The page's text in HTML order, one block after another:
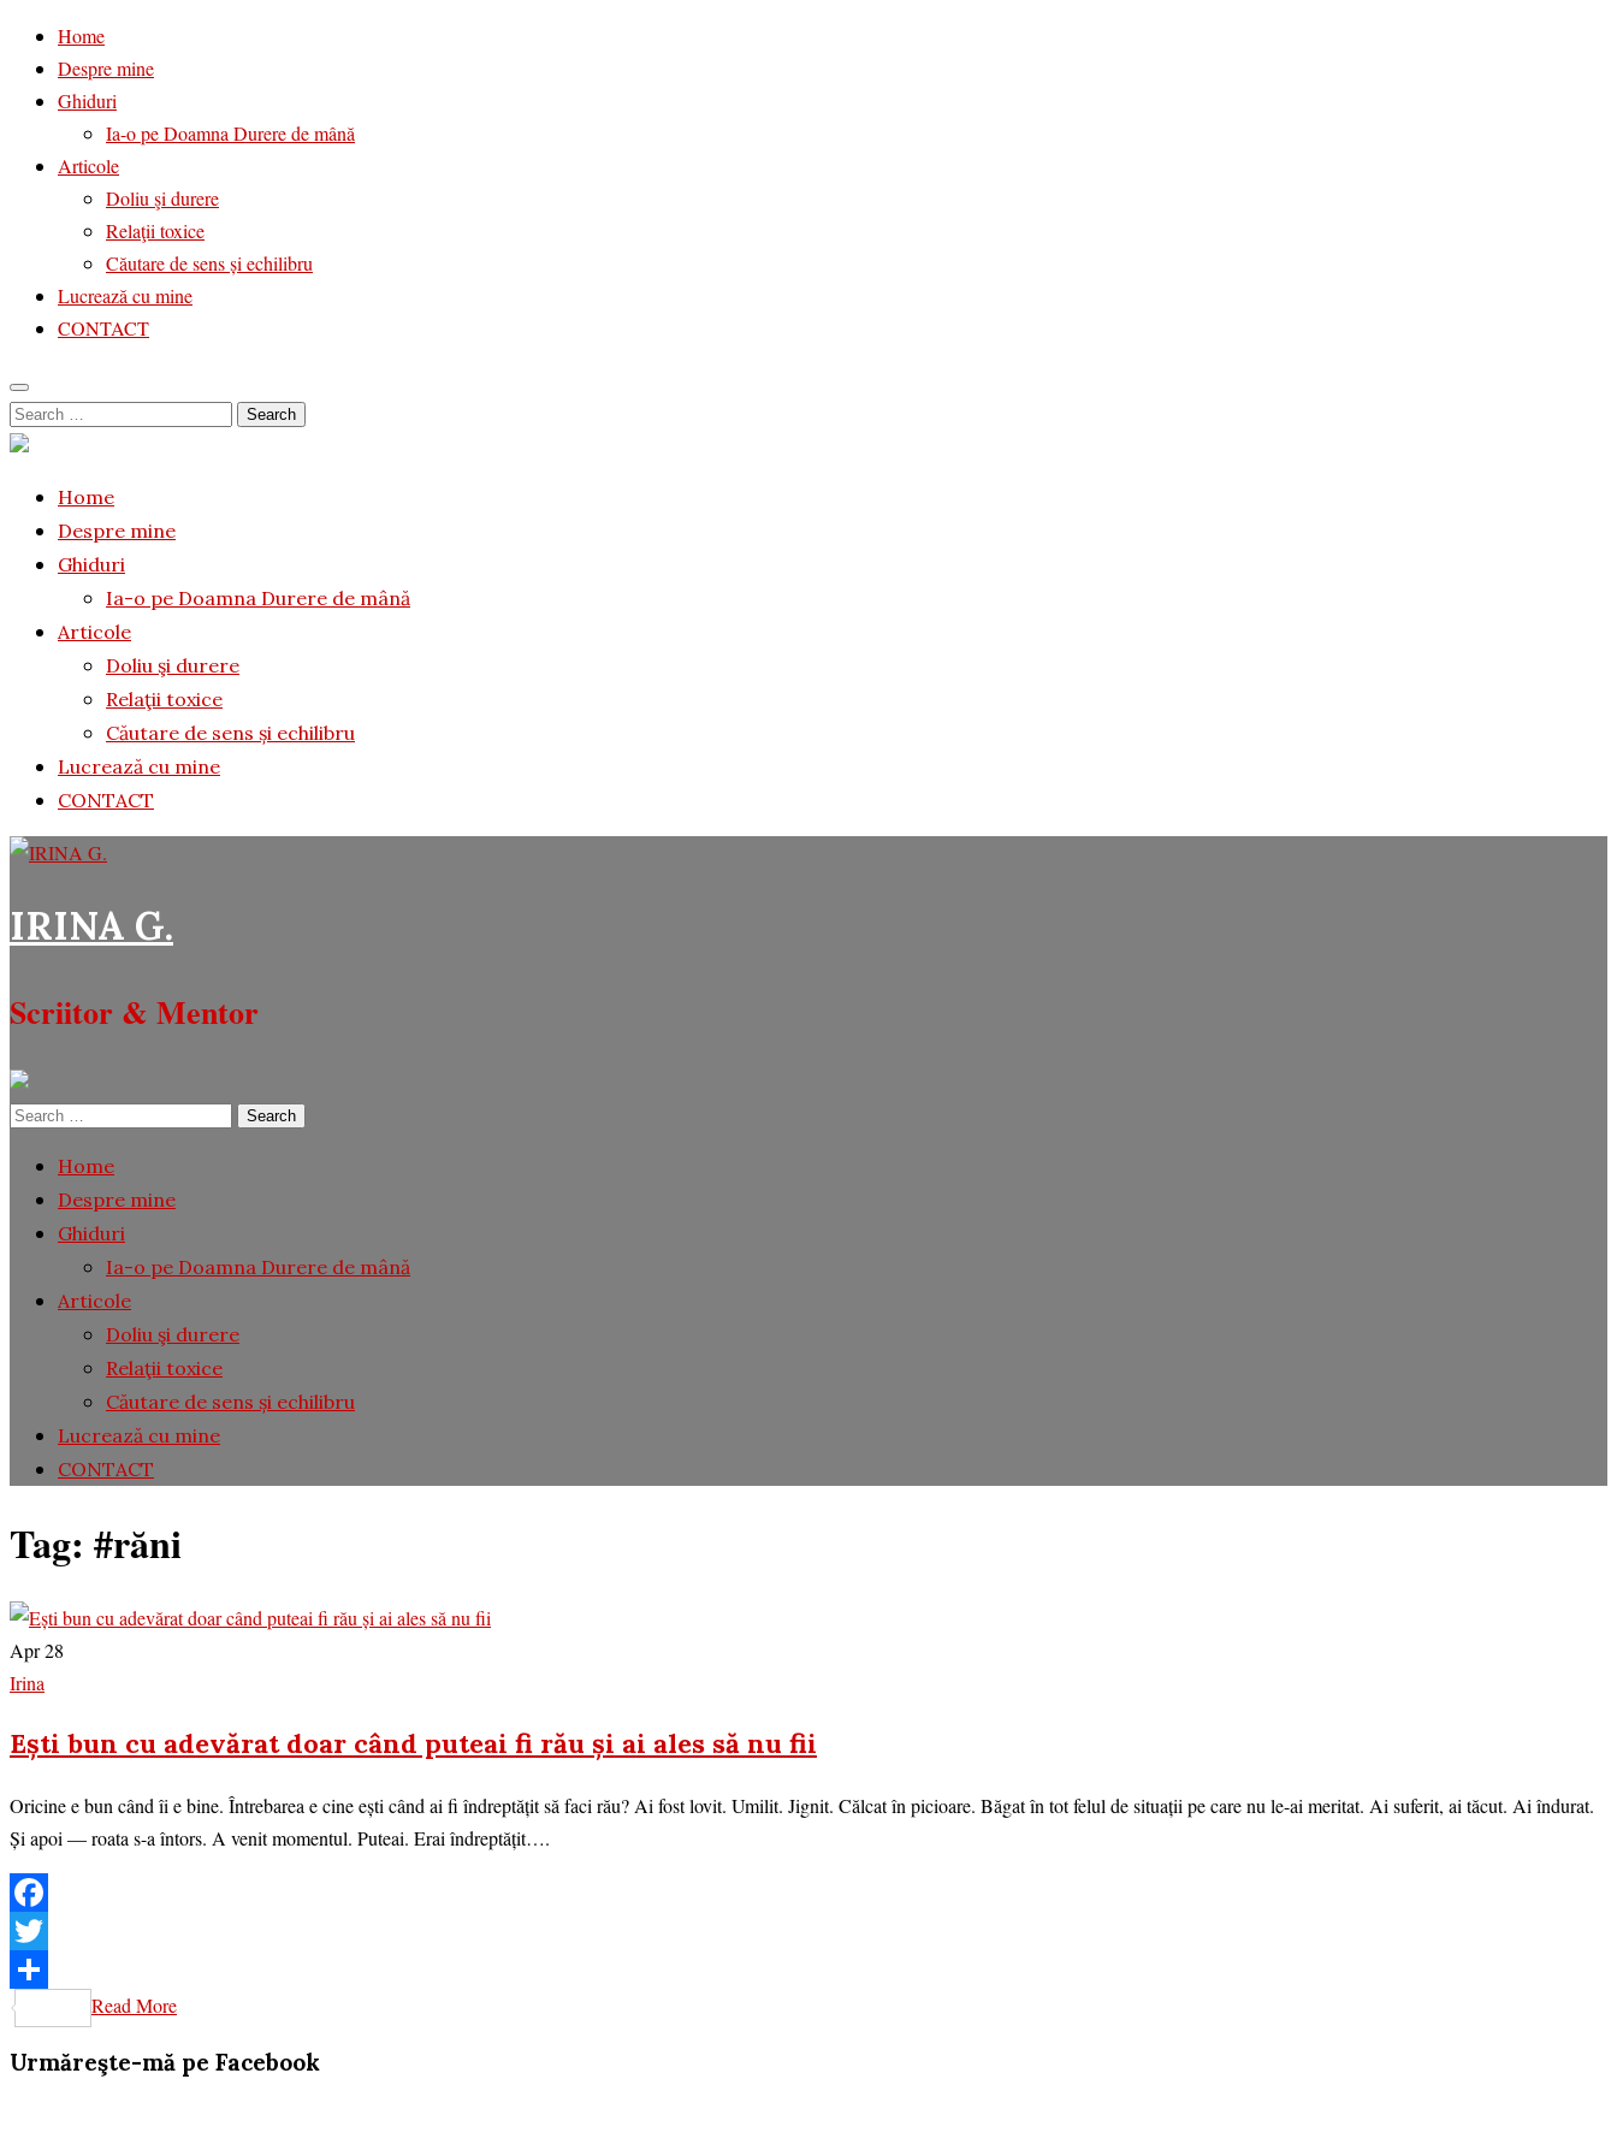
Home
Despre mine
Ghiduri
Ia-o pe Doamna Durere de mână
Articole
Doliu şi durere
Relaţii toxice
Căutare de sens și echilibru
Lucrează cu mine
CONTACT
Skip
to
Search
for:
Home
Despre mine
Ghiduri
Ia-o pe Doamna Durere de mână
Articole
Doliu şi durere
Relaţii toxice
Căutare de sens și echilibru
Lucrează cu mine
CONTACT
IRINA G.
Scriitor & Mentor
Search
Home
Despre mine
Ghiduri
Ia-o pe Doamna Durere de mână
Articole
Doliu şi durere
Relaţii toxice
Căutare de sens și echilibru
Lucrează cu mine
CONTACT
Tag: #răni
Apr 28
Irina
Ești bun cu adevărat doar când puteai fi rău și ai ales să nu fii
Oricine e bun când îi e bine. Întrebarea e cine ești când ai fi îndreptățit să faci rău? Ai fost lovit. Umilit. Jignit. Călcat în picioare. Băgat în tot felul de situații pe care nu le-ai meritat. Ai suferit, ai tăcut. Ai îndurat.
Și apoi — roata s-a întors. A venit momentul. Puteai. Erai îndreptățit….
Facebook
Twitter
Share
Read More
Urmăreşte-mă pe Facebook